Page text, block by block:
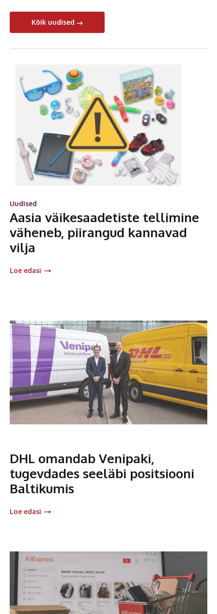
Kõik uudised
Uudised
Aasia väikesaadetiste tellimine
väheneb, piirangud kannavad
vilja
Loe edasi
DHL omandab Venipaki,
tugevdades seeläbi positsiooni
Baltikumis
Loe edasi